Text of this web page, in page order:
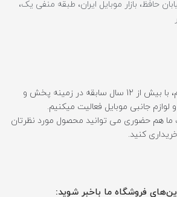
حافظ، بازار موبایل ایران، طبقه منفی یک،
ما مجموعه کایزر هستیم، با بیش از 12 سال سابقه در زمینه پخش و
و لوازم جانبی موبایل فعالیت میکنیم.
ما هم حضوری می توانید محصول مورد نظرتان
کنید.
فروشگاه ما باخبر شوید: